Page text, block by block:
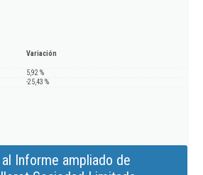
Variación
5,92 %
-25,43 %
Informe ampliado de